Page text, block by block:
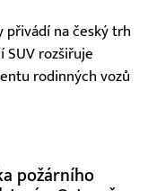
přivádí na český trh
SUV rozšiřuje
rodinných vozů
požárního